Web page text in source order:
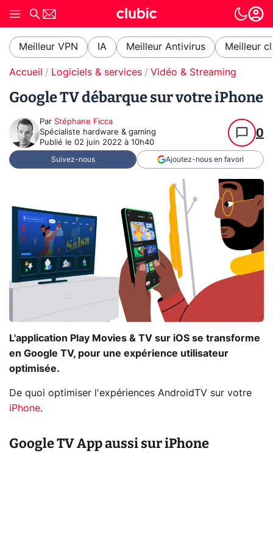
Meilleur VPN IA Meilleur Antivirus Meilleur
Accueil Logiciels & services Vidéo & Streaming
Google TV débarque sur votre iPhone
Par Stéphane Ficca
Spécialiste hardware & gaming
Publié le 02 juin 2022 à 10h40
0
Suivez-nous Ajoutez-nous en favori
L'application Play Movies & TV sur iOS se transforme
en Google TV, pour une expérience utilisateur
optimisée.
De quoi optimiser l'expériences AndroidTV sur votre
iPhone.
Google TV App aussi sur iPhone